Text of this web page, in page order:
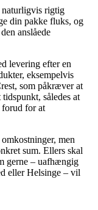
naturligvis rigtig
din pakke fluks, og
anslåede
levering efter en
eksempelvis
som påkræver at
således at
forud for at
men
sum. Ellers skal
gerne – uafhængig
eller Helsinge – vil